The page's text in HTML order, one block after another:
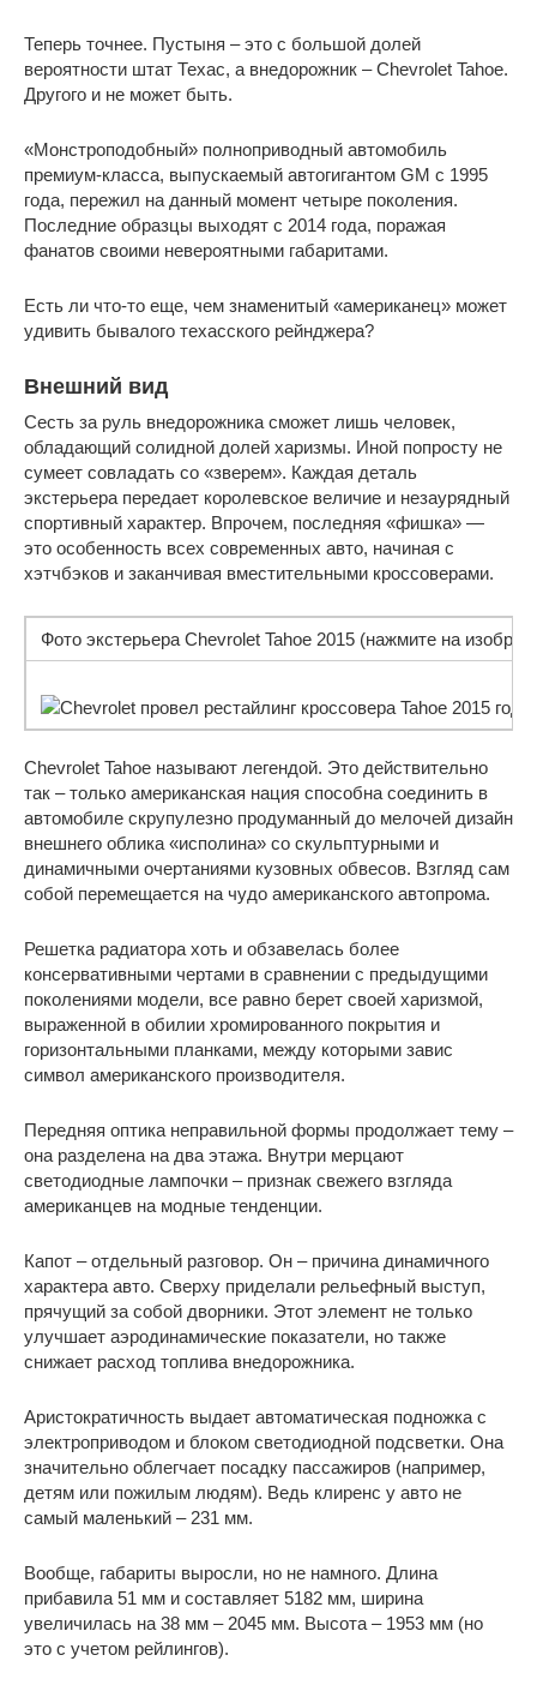
Теперь точнее. Пустыня – это с большой долей
вероятности штат Техас, а внедорожник – Chevrolet Tahoe.
Другого и не может быть.
«Монстроподобный» полноприводный автомобиль
премиум-класса, выпускаемый автогигантом GM с 1995
года, пережил на данный момент четыре поколения.
Последние образцы выходят с 2014 года, поражая
фанатов своими невероятными габаритами.
Есть ли что-то еще, чем знаменитый «американец» может
удивить бывалого техасского рейнджера?
Внешний вид
Сесть за руль внедорожника сможет лишь человек,
обладающий солидной долей харизмы. Иной попросту не
сумеет совладать со «зверем». Каждая деталь
экстерьера передает королевское величие и незаурядный
спортивный характер. Впрочем, последняя «фишка» —
это особенность всех современных авто, начиная с
хэтчбэков и заканчивая вместительными кроссоверами.
Фото экстерьера Chevrolet Tahoe 2015 (нажмите на
Chevrolet Tahoe называют легендой. Это действительно
так – только американская нация способна соединить в
автомобиле скрупулезно продуманный до мелочей дизайн
внешнего облика «исполина» со скульптурными и
динамичными очертаниями кузовных обвесов. Взгляд сам
собой перемещается на чудо американского автопрома.
Решетка радиатора хоть и обзавелась более
консервативными чертами в сравнении с предыдущими
поколениями модели, все равно берет своей харизмой,
выраженной в обилии хромированного покрытия и
горизонтальными планками, между которыми завис
символ американского производителя.
Передняя оптика неправильной формы продолжает тему –
она разделена на два этажа. Внутри мерцают
светодиодные лампочки – признак свежего взгляда
американцев на модные тенденции.
Капот – отдельный разговор. Он – причина динамичного
характера авто. Сверху приделали рельефный выступ,
прячущий за собой дворники. Этот элемент не только
улучшает аэродинамические показатели, но также
снижает расход топлива внедорожника.
Аристократичность выдает автоматическая подножка с
электроприводом и блоком светодиодной подсветки. Она
значительно облегчает посадку пассажиров (например,
детям или пожилым людям). Ведь клиренс у авто не
самый маленький – 231 мм.
Вообще, габариты выросли, но не намного. Длина
прибавила 51 мм и составляет 5182 мм, ширина
увеличилась на 38 мм – 2045 мм. Высота – 1953 мм (но
это с учетом рейлингов).